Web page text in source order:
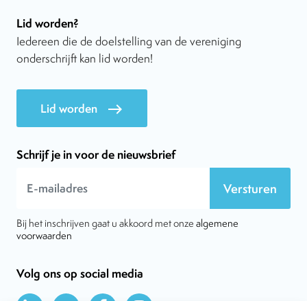
Lid worden?
Iedereen die de doelstelling van de vereniging
onderschrijft kan lid worden!
Lid worden east
Schrijf je in voor de nieuwsbrief
Versturen
Bij het inschrijven gaat u akkoord met onze algemene
voorwaarden
Volg ons op social media